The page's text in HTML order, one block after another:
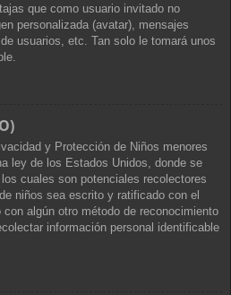
que como usuario invitado no
personalizada (avatar), mensajes
usuarios, etc. Tan solo le tomará unos
y Protección de Niños menores
ley de los Estados Unidos, donde se
cuales son potenciales recolectores
niños sea escrito y ratificado con el
algún otro método de reconocimiento
información personal identificable